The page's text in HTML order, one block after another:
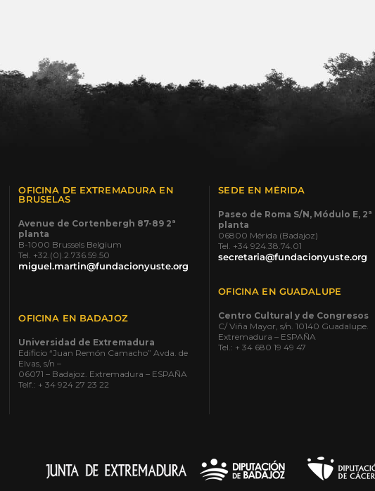
OFICINA DE EXTREMADURA EN
BRUSELAS
Avenue de Cortenbergh 87-89 2ª
planta
B-1000 Brussels Belgium
Tel. +32.(0).2.736.59.50
miguel.martin@fundacionyuste.org
OFICINA EN BADAJOZ
Universidad de Extremadura
Edificio “Juan Remón Camacho” Avda. de
Elvas, s/n –
06071 – Badajoz. Extremadura – ESPAÑA
Telf.: + 34 924 27 23 22
SEDE EN MÉRIDA
Paseo de Roma S/N, Módulo E, 2ª
planta
06800 Mérida (Badajoz)
Tel. +34 924.38.74.01
secretaria@fundacionyuste.org
OFICINA EN GUADALUPE
Centro Cultural y de Congresos
C/ Viña Mayor, s/n. 10140 Guadalupe.
Extremadura – ESPAÑA
Tel.: + 34 680 19 49 47